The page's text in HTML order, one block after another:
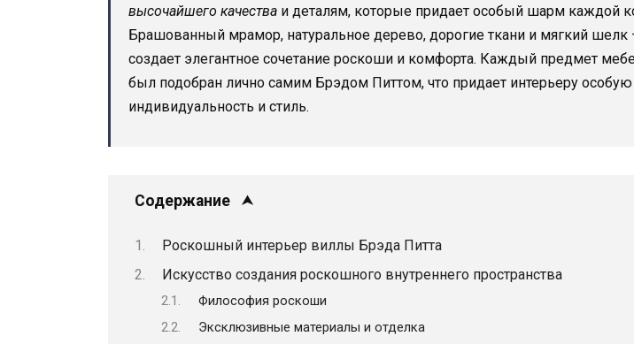
высочайшего качества и деталям, которые придает особый шарм каждой
Брашованный мрамор, натуральное дерево, дорогие ткани и мягкий шелк
создает элегантное сочетание роскоши и комфорта. Каждый предмет
был подобран лично самим Брэдом Питтом, что придает интерьеру особую
индивидуальность и стиль.
Содержание
Роскошный интерьер виллы Брэда Питта
Искусство создания роскошного внутреннего пространства
Философия роскоши
Эксклюзивные материалы и отделка